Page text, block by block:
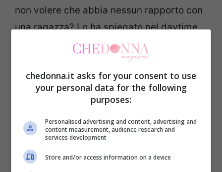
non volere che abbia nessun rapporto con
una ragazza? Lo ha spiegato nel daytime.
Ecco perché Carmen non
vuole che il figlio si fidanzi, il
motivo svelato da lei
La gelosia diCarmen Di Pietroè davvero
esilarante ed è diventato ormai un tema
portante di questa edizione dell’Isola dei
chedonna.it asks for your consent to use
your personal data for the following
purposes:
Personalised advertising and content, advertising and
content measurement, audience research and
services development
Store and/or access information on a device